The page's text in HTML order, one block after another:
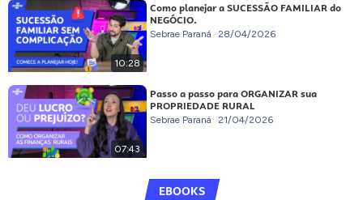
10:28
Como planejar a SUCESSÃO FAMILIAR do
NEGÓCIO.
Sebrae Paraná 28/04/2026
07:43
Passo a passo para ORGANIZAR sua
PROPRIEDADE RURAL
Sebrae Paraná 21/04/2026
EBOOKS